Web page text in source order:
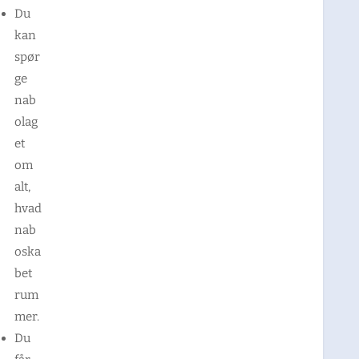
Du
kan
spør
ge
nab
olag
et
om
alt,
hvad
nab
oska
bet
rum
mer.
Du